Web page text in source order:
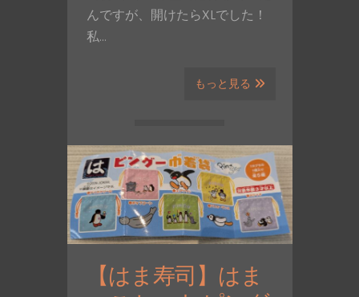
んですが、開けたらXLでした！
私…
もっと見る
【はま寿司】はま